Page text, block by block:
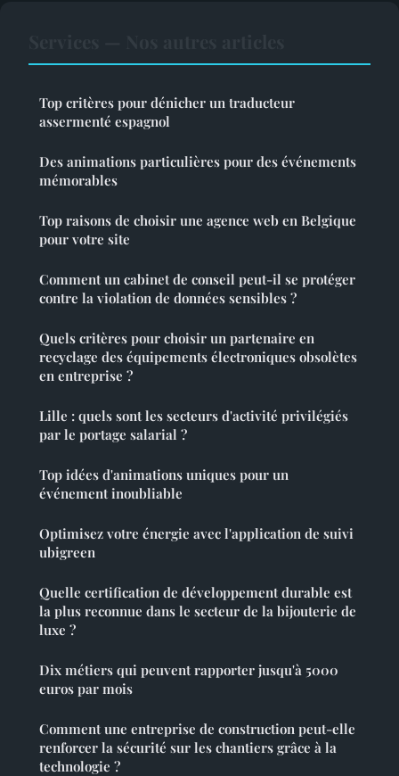
Top critères pour dénicher un traducteur
assermenté espagnol
Des animations particulières pour des événements
mémorables
Top raisons de choisir une agence web en Belgique
pour votre site
Comment un cabinet de conseil peut-il se protéger
contre la violation de données sensibles ?
Quels critères pour choisir un partenaire en
recyclage des équipements électroniques obsolètes
en entreprise ?
Lille : quels sont les secteurs d'activité privilégiés
par le portage salarial ?
Top idées d'animations uniques pour un
événement inoubliable
Optimisez votre énergie avec l'application de suivi
ubigreen
Quelle certification de développement durable est
la plus reconnue dans le secteur de la bijouterie de
luxe ?
Dix métiers qui peuvent rapporter jusqu'à 5000
euros par mois
Comment une entreprise de construction peut-elle
renforcer la sécurité sur les chantiers grâce à la
technologie ?